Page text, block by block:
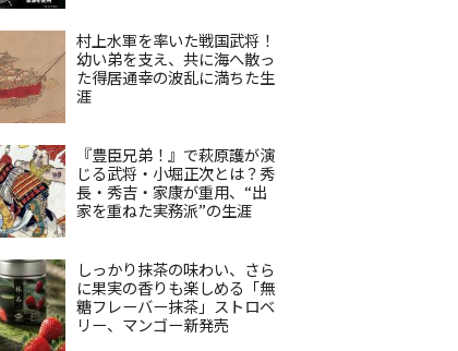
村上水軍を率いた戦国武将！
幼い弟を支え、共に海へ散っ
た得居通幸の波乱に満ちた生
涯
『豊臣兄弟！』で萩原護が演
じる武将・小堀正次とは？秀
長・秀吉・家康が重用、“出
家を重ねた実務派”の生涯
しっかり抹茶の味わい、さら
に果実の香りも楽しめる「無
糖フレーバー抹茶」ストロベ
リー、マンゴー新発売